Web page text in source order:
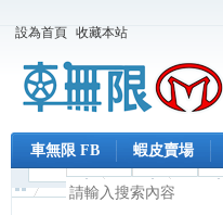
設為首頁 收藏本站
車無限 FB 蝦皮賣場